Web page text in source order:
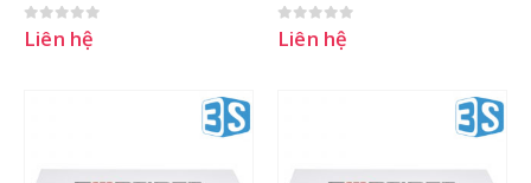
0 out of 5
Liên hệ 0 out of 5
Liên hệ